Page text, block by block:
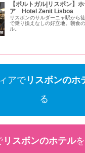
【ポルトガル|リスボン】
ア Hotel Zenit Lisboa
リスボンのサルダーニャ駅から
で乗り換えなしの好立地。朝食
ル。
アでリスボンのホ
る
リスボンのホテル